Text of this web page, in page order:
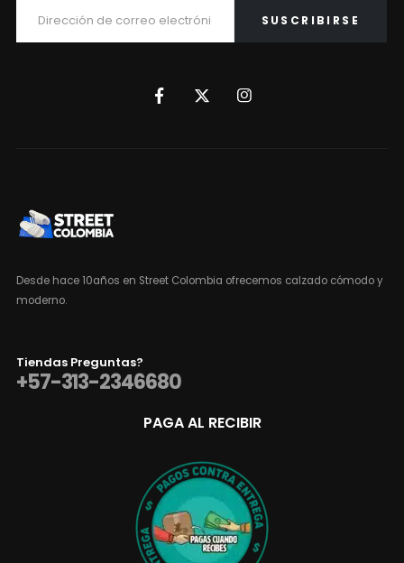
Desde hace 10años en Street Colombia ofrecemos calzado cómodo y
moderno.
Tiendas Preguntas?
+57-313-2346680
PAGA AL RECIBIR